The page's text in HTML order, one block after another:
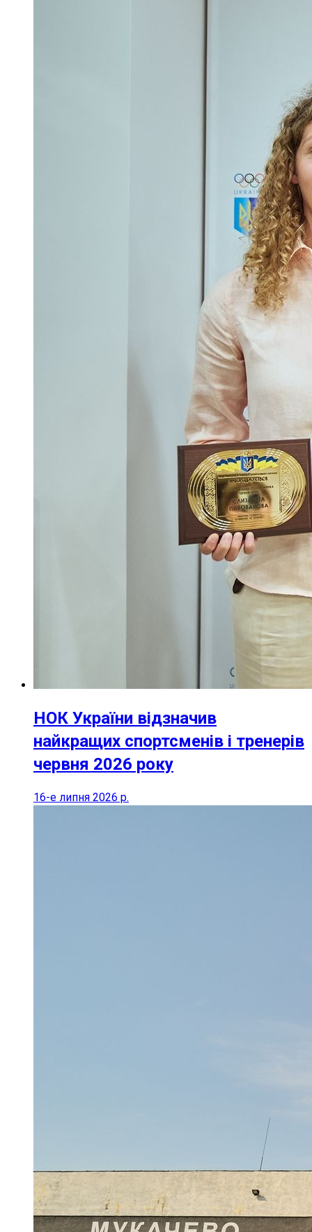
НОК України відзначив
найкращих спортсменів і тренерів
червня 2026 року
16-е липня 2026 р.